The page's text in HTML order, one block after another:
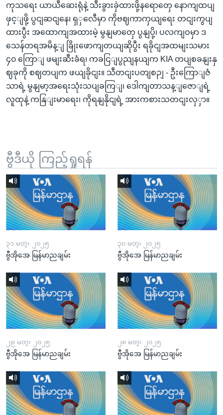
ကုသရေး ယာယီဆေးရုံနဲ့ သီးခွားခှဲထားဖို့နရောတှေ နောကျထပျ
ဖှင့ျဖို့ ပွငျဆငျနေ၊ ရှှလေီမှာ ကိုဗဈကာကှယျရေး တငျးကွပျ
ထားပွီး အထောကျအထားမဲ့ မွနျမာတှေ ပွနျပို့၊ ပလကျဝမှာ ဒ
သေန်တရအမိန့ျ ခြိုးဖောကျတယျဆိုပွီး ရခိုငျအထမျးသမား
၄၀ ကြောျ ဖမျးဆီးခံရ၊ ကခငြျပွညျနယျက KIA တပျစခနျးနှ
ဈခုကို စဈတပျက ဖယျခိုငျး။ သီတငျးပတျစဉျ - ဦးကြောျဇံ
သာရဲ့ မွနျမာ့အရေးသုံးသပျခကြျ၊ ဒေါကျတာသန့ျဇောျရဲ့
လူထုနဲ့ ကနြျးမာရေး၊ ကိုရနျနိုငျရဲ့ အားကစားသတငျးလှှာ။
ဗွီဒီယို ကြည့်ရှုရန်
၃၁ မတ္၊ ၂၀၂၅
ဗွီအိုအေ မြန်မာညချမ်း
၃၀ မတ္၊ ၂၀၂၅
ဗွီအိုအေ မြန်မာညချမ်း
၂၉ မတ္၊ ၂၀၂၅
ဗွီအိုအေ မြန်မာညချမ်း
၂၈ မတ္၊ ၂၀၂၅
ဗွီအိုအေ မြန်မာညချမ်း